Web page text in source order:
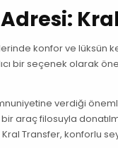
konfor ve lüksün
bir seçenek olarak
verdiği
araç filosuyla
Transfer, konforlu